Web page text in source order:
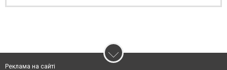
Реклама на сайті